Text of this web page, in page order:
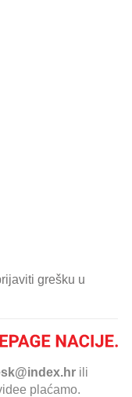
grešku u
ili
plaćamo.